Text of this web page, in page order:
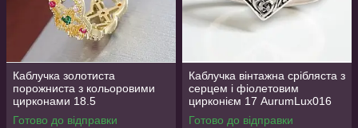
Каблучка золотиста
порожниста з кольоровими
цирконами 18.5
AurumLux018
Готово до відправки
Каблучка вінтажна срібляста з
серцем і фіолетовим
цирконієм 17 AurumLux016
Готово до відправки